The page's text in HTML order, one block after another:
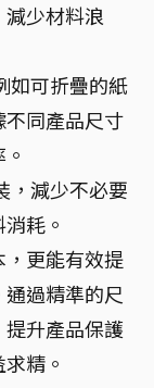
少材料浪
如可折疊的紙
同產品尺寸
，減少不必要
耗。
更能有效提
過精準的尺
升產品保護
精。